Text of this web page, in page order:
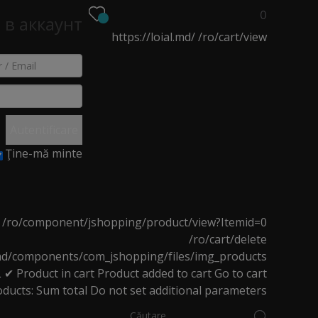
аккаунт
Ţine-mă minte
0
https://loial.md//ro/cart/view
/ro/component/jshopping/product/view?Itemid=0
/ro/cart/delete
components/com_jshopping/files/img_products
✔ Product in cart Product added to cartGo to cart
Sum total Do not set additional parameters
NOUTĂȚI